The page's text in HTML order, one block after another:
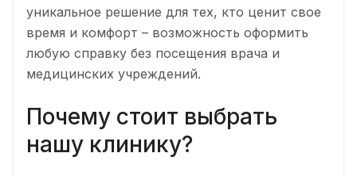
уникальное решение для тех, кто ценит свое
время и комфорт – возможность оформить
любую справку без посещения врача и
медицинских учреждений.
Почему стоит выбрать
нашу клинику?